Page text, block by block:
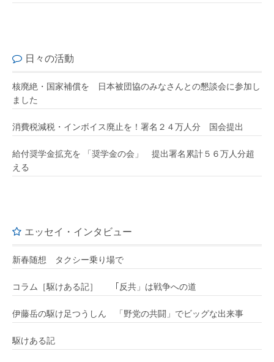
日々の活動
核廃絶・国家補償を 日本被団協のみなさんとの懇談会に参加し
ました
消費税減税・インボイス廃止を！署名２４万人分 国会提出
給付奨学金拡充を 「奨学金の会」 提出署名累計５６万人分超
える
エッセイ・インタビュー
新春随想 タクシー乗り場で
コラム［駆けある記］ ｢反共」は戦争への道
伊藤岳の駆け足つうしん 「野党の共闘」でビッグな出来事
駆けある記